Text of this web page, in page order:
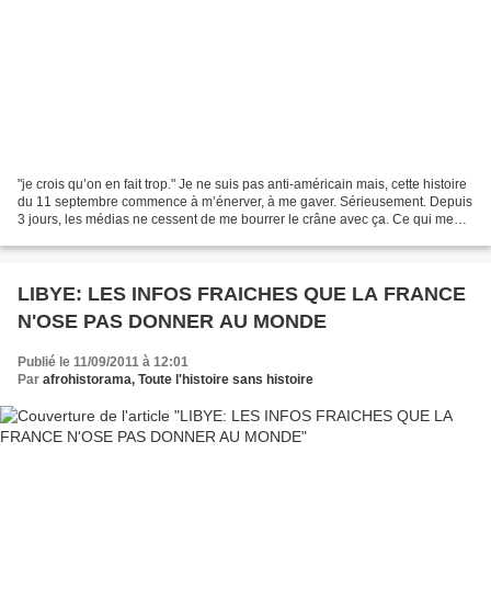
"je crois qu’on en fait trop." Je ne suis pas anti-américain mais, cette histoire
du 11 septembre commence à m’énerver, à me gaver. Sérieusement. Depuis
3 jours, les médias ne cessent de me bourrer le crâne avec ça. Ce qui me
LIBYE: LES INFOS FRAICHES QUE LA FRANCE
N'OSE PAS DONNER AU MONDE
Publié le 11/09/2011 à 12:01
Par afrohistorama, Toute l'histoire sans histoire